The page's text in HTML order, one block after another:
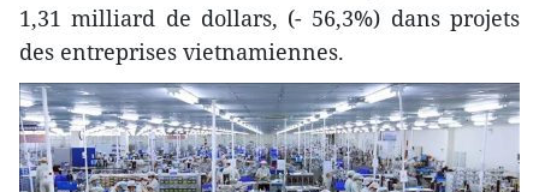
1,31 milliard de dollars, (- 56,3%) dans projets
des entreprises vietnamiennes.